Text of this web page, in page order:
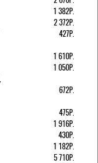
1 382Р.
2 372Р.
427Р.
1 610Р.
1 050Р.
672Р.
475Р.
1 916Р.
430Р.
1 182Р.
5 710Р.